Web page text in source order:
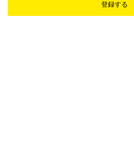
登録する